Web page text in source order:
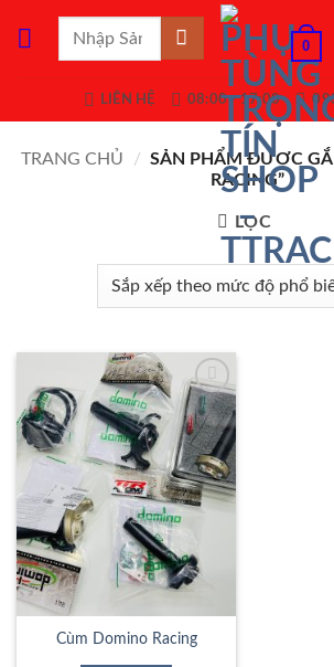
0
LIÊN HỆ 08:00 - 17:00
TRANG CHỦ / SẢN PHẨM ĐƯỢC
RACING”
LỌC
Add to
Wishlist
Cùm Domino Racing